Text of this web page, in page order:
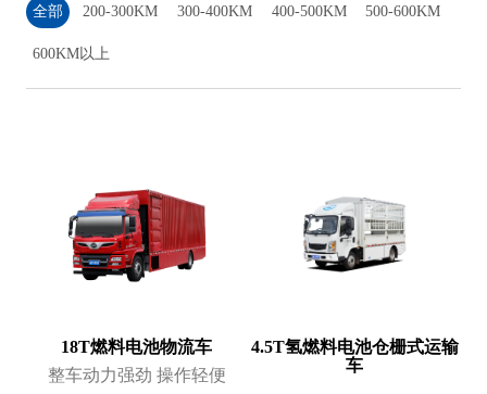
全部 200-300KM 300-400KM 400-500KM 500-600KM
600KM以上
18T燃料电池物流车
整车动力强劲 操作轻便
4.5T氢燃料电池仓栅式运输
车